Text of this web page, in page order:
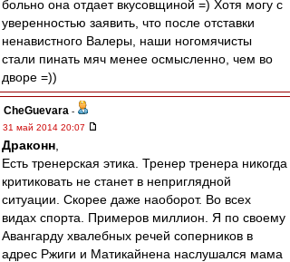
больно она отдает вкусовщиной =) Хотя могу с
уверенностью заявить, что после отставки
ненавистного Валеры, наши ногомячисты
стали пинать мяч менее осмысленно, чем во
дворе =))
CheGuevara -
31 май 2014 20:07
Драконн
Есть тренерская этика. Тренер тренера никогда
критиковать не станет в неприглядной
ситуации. Скорее даже наоборот. Во всех
видах спорта. Примеров миллион. Я по своему
Авангарду хвалебных речей соперников в
адрес Ржиги и Матикайнена наслушался мама